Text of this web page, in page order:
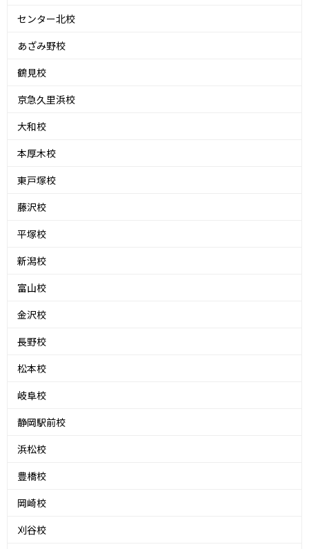
センター北校
あざみ野校
鶴見校
京急久里浜校
大和校
本厚木校
東戸塚校
藤沢校
平塚校
新潟校
富山校
金沢校
長野校
松本校
岐阜校
静岡駅前校
浜松校
豊橋校
岡崎校
刈谷校